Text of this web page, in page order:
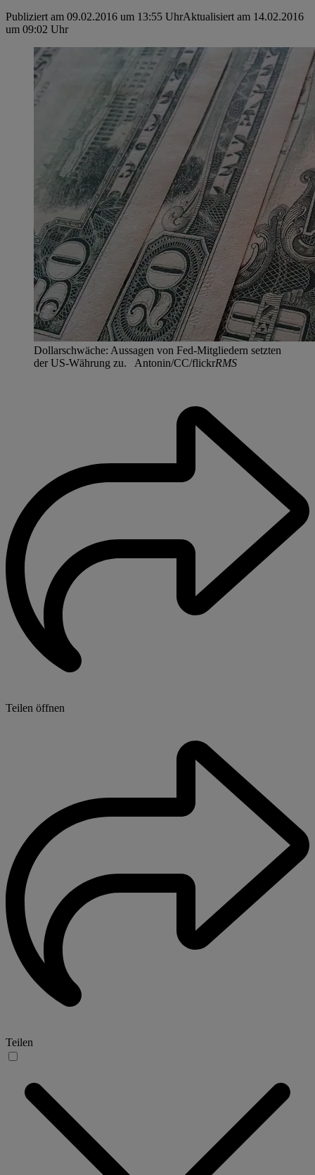
Publiziert am 09.02.2016 um 13:55 UhrAktualisiert am 14.02.2016
um 09:02 Uhr
Dollarschwäche: Aussagen von Fed-Mitgliedern setzten
der US-Währung zu. Antonin/CC/flickrRMS
Teilen öffnen
Teilen